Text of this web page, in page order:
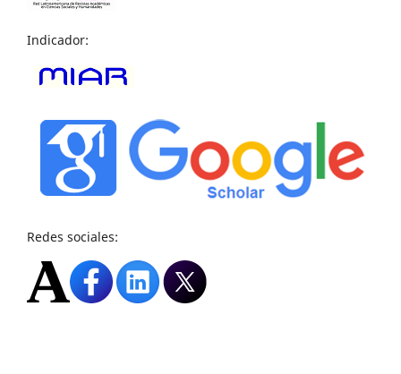
Indicador:
Redes sociales: